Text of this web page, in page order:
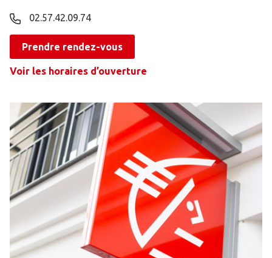
02.57.42.09.74
Prendre rendez-vous
Voir les horaires d’ouverture